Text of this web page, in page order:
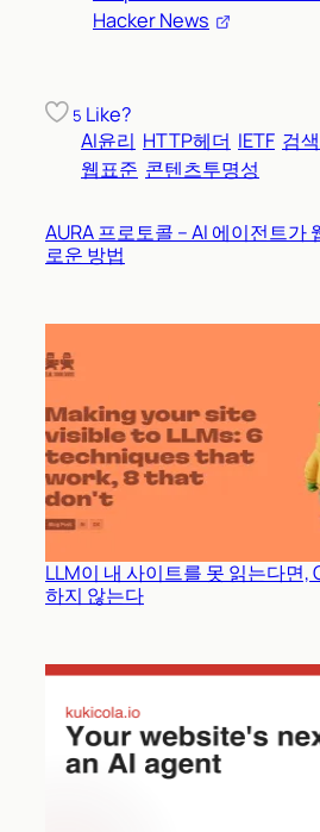
Hacker News
5 Like?
AI윤리 HTTP헤더 IETF 검
웹표준 콘텐츠투명성
AURA 프로토콜 – AI 에이전트가
로운 방법
LLM이 내 사이트를 못 읽는다면,
하지 않는다